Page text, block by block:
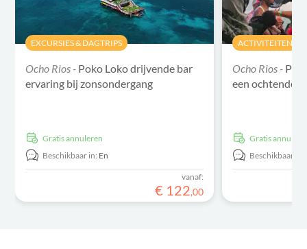
EXCURSIES & DAGTRIPS
Ocho Rios - Poko Loko drijvende bar
ervaring bij zonsondergang
Gratis annuleren
Beschikbaar in: En
vanaf:
€ 122,00
ACTIVITEITEN
Ocho Rios -
een
Gratis
Beschikbaar in: